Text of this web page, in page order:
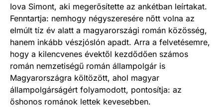
Iova Simont, aki megerősítette az ankétban leírtakat.
Fenntartja: nemhogy négyszeresére nőtt volna az
elmúlt tíz év alatt a magyarországi román közösség,
hanem inkább vészjóslón apadt. Arra a felvetésemre,
hogy a kilencvenes évektől kezdődően számos
román nemzetiségű román állampolgár is
Magyarországra költözött, ahol magyar
állampolgárságért folyamodott, pontosítja: az
őshonos románok lettek kevesebben.